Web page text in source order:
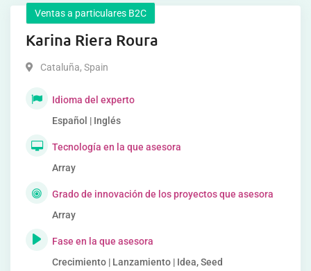
Ventas a particulares B2C
Karina Riera Roura
Cataluña, Spain
Idioma del experto
Español | Inglés
Tecnología en la que asesora
Array
Grado de innovación de los proyectos que asesora
Array
Fase en la que asesora
Crecimiento | Lanzamiento | Idea, Seed